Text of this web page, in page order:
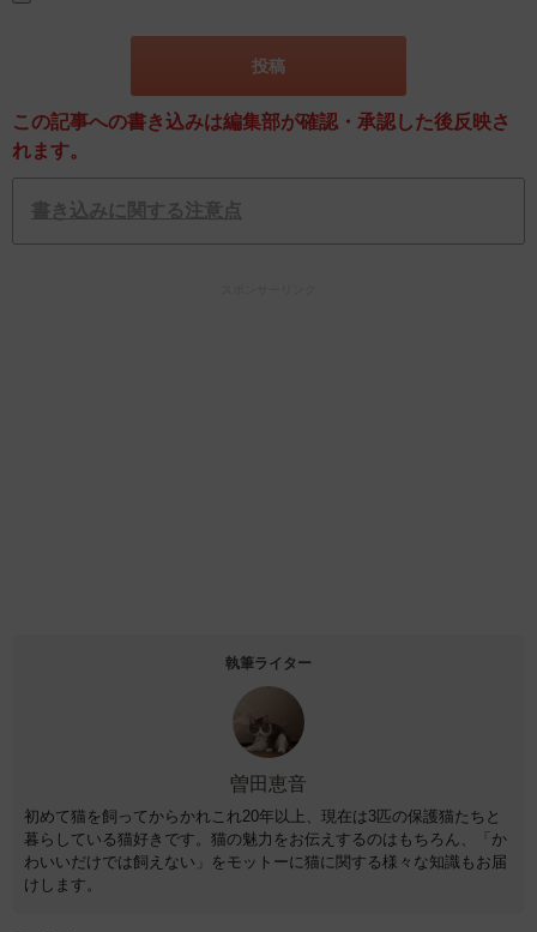
この記事への書き込みは編集部が確認・承認した後反映さ
れます。
書き込みに関する注意点
執筆ライター
曽田恵音
初めて猫を飼ってからかれこれ20年以上、現在は3匹の保護猫たちと
暮らしている猫好きです。猫の魅力をお伝えするのはもちろん、「か
わいいだけでは飼えない」をモットーに猫に関する様々な知識もお届
けします。